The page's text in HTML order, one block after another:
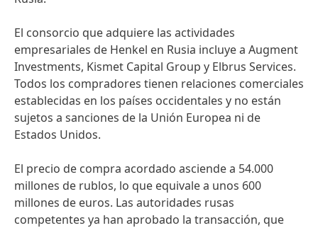
El consorcio que adquiere las actividades
empresariales de Henkel en Rusia incluye a Augment
Investments, Kismet Capital Group y Elbrus Services.
Todos los compradores tienen relaciones comerciales
establecidas en los países occidentales y no están
sujetos a sanciones de la Unión Europea ni de
Estados Unidos.
El precio de compra acordado asciende a 54.000
millones de rublos, lo que equivale a unos 600
millones de euros. Las autoridades rusas
competentes ya han aprobado la transacción, que